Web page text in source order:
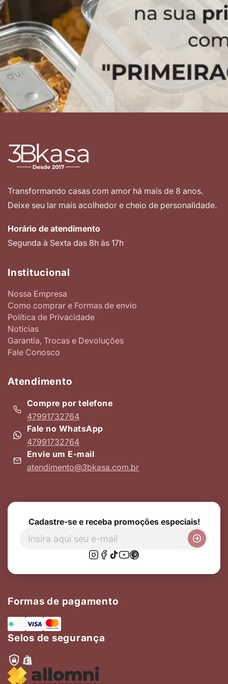
Transformando casas com amor há mais de 8 anos.
Deixe seu lar mais acolhedor e cheio de personalidade.
Horário de atendimento
Segunda à Sexta das 8h às 17h
Institucional
Nossa Empresa
Como comprar e Formas de envio
Política de Privacidade
Notícias
Garantia, Trocas e Devoluções
Fale Conosco
Atendimento
Compre por telefone
47991732764
Fale no WhatsApp
47991732764
Envie um E-mail
atendimento@3bkasa.com.br
Cadastre-se e receba promoções especiais!
Formas de pagamento
Selos de segurança